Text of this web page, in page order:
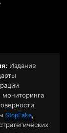
Издание
StopFake,